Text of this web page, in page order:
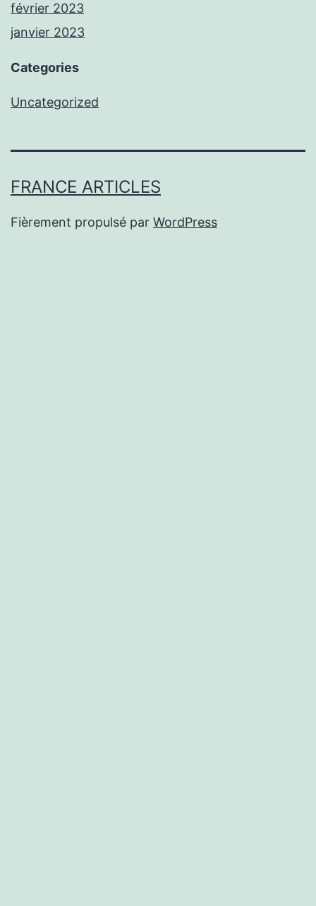
février 2023
janvier 2023
Categories
Uncategorized
FRANCE ARTICLES
Fièrement propulsé par WordPress